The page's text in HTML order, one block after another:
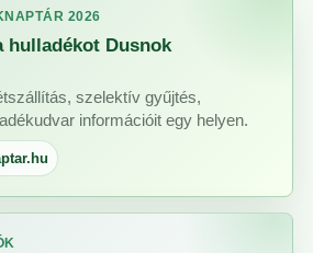
2026
hulladékot Dusnok
szelektív gyűjtés,
információit egy helyen.